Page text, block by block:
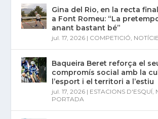
Gina del Rio, en la recta
a Font Romeu: “La
anant bastant bé”
jul. 17, 2026 | COMPETICIÓ
Baqueira Beret reforça el
compromís social amb la
l’esport i el territori a l’estiu
jul. 17, 2026 | ESTACIONS D'ESQUÍ
PORTADA